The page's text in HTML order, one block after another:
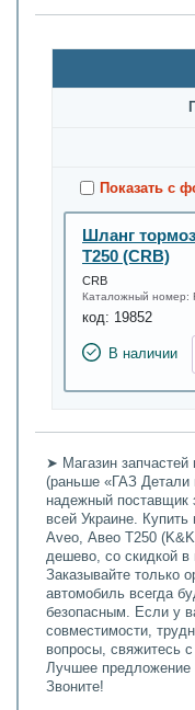
Показать с
Шланг
Т250 (CRB)
CRB
Каталожный номер:
код: 19852
В наличии
➤ Магазин запчастей
(раньше «ГАЗ Детали
надежный поставщик
всей Украине.
Aveo, Авео Т250
дешево, со скидкой в
Заказывайте только
автомобиль всегда
безопасным. Если у
совместимости,
вопросы, свяжитесь
Лучшее
Звоните!